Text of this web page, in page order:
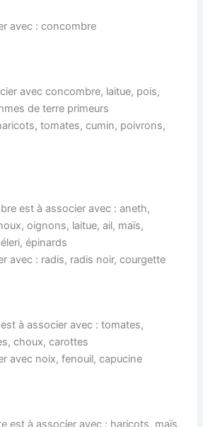
avec : concombre
avec concombre, laitue, pois,
de terre primeurs
tomates, cumin, poivrons,
est à associer avec : aneth,
oignons, laitue, ail, maïs,
épinards
avec : radis, radis noir, courgette
à associer avec : tomates,
choux, carottes
avec noix, fenouil, capucine
est à associer avec : haricots, maïs,